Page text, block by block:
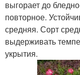
выгорает до
повторное.
средняя. Сорт
выдерживать
укрытия.